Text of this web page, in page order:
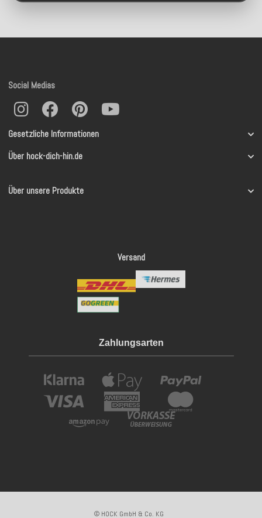
Gesetzliche Informationen
Über hock-dich-hin.de
Über unsere Produkte
Social Medias
Versand
Zahlungsarten
© HOCK GmbH & Co. KG